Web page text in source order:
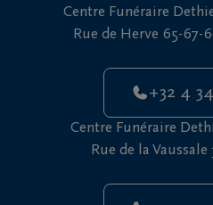
Centre Funéraire
Rue de Herve 65-67-
+32 4
Centre Funéraire
Rue de la Vaussale